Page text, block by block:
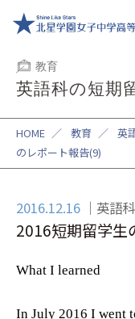
教育
英語科の短期
HOME ／ 教育 ／ 英
のレポート報告(9)
2016.12.16 英語
2016短期留学生
What I learned
In July 2016 I went